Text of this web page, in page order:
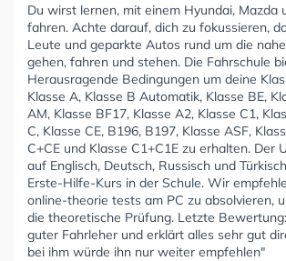
Du wirst lernen, mit einem Hyundai, Mazda
fahren. Achte darauf, dich zu fokussieren,
Leute und geparkte Autos rund um die
gehen, fahren und stehen. Die Fahrschule
Herausragende Bedingungen um deine
Klasse A, Klasse B Automatik, Klasse BE,
AM, Klasse BF17, Klasse A2, Klasse C1,
C, Klasse CE, B196, B197, Klasse ASF,
C+CE und Klasse C1+C1E zu erhalten. Der
auf Englisch, Deutsch, Russisch und
Erste-Hilfe-Kurs in der Schule. Wir
online-theorie tests am PC zu absolvieren,
die theoretische Prüfung. Letzte
guter Fahrleher und erklärt alles sehr gut
bei ihm würde ihn nur weiter empfehlen"